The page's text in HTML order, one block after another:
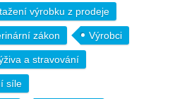
výrobku z prodeje
zákon Výrobci
a stravování
síle